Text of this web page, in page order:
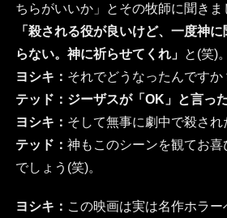
ちらがいいか」とその牧師に聞きま
「殺される役が良いけど、一度神
らない。神に祈らせてくれ」 と(笑)。
ヨシキ： それでどうなったんですか
テッド： ジーザスが「OK」と言っ
ヨシキ： そして無事に劇中で殺され
テッド： 神もこのシーンを観てお喜
でしょう(笑)。
ヨシキ： この映画は実は名作ホラ